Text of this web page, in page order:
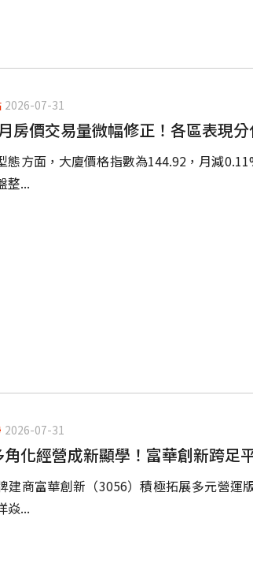
2026-07-31
房價交易量微幅修正！各區表現
態方面，大廈價格指數為144.92，月減
整...
2026-07-31
化經營成新顯學！富華創新跨足
建商富華創新（3056）積極拓展多元營
焱...